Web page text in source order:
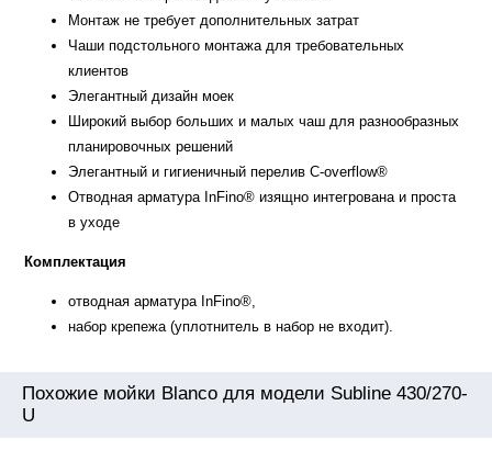
Монтаж не требует дополнительных затрат
Чаши подстольного монтажа для требовательных
клиентов
Элегантный дизайн моек
Широкий выбор больших и малых чаш для разнообразных
планировочных решений
Элегантный и гигиеничный перелив C-overflow®
Отводная арматура InFino® изящно интегрована и проста
в уходе
Комплектация
отводная арматура InFino®,
набор крепежа (уплотнитель в набор не входит).
Похожие мойки Blanco для модели Subline 430/270-
U